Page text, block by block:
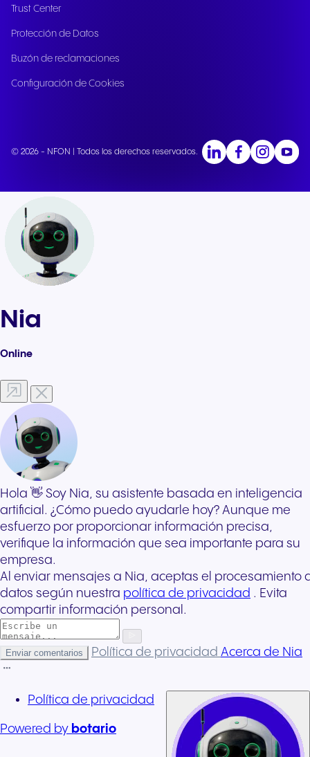
Trust Center
Protección de Datos
Buzón de reclamaciones
Configuración de Cookies
© 2026 - NFON | Todos los derechos reservados.